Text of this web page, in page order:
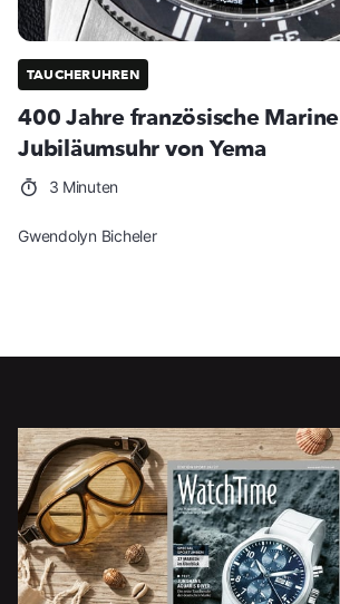
TAUCHERUHREN
400 Jahre französische
Jubiläumsuhr von Yema
3 Minuten
Gwendolyn Bicheler